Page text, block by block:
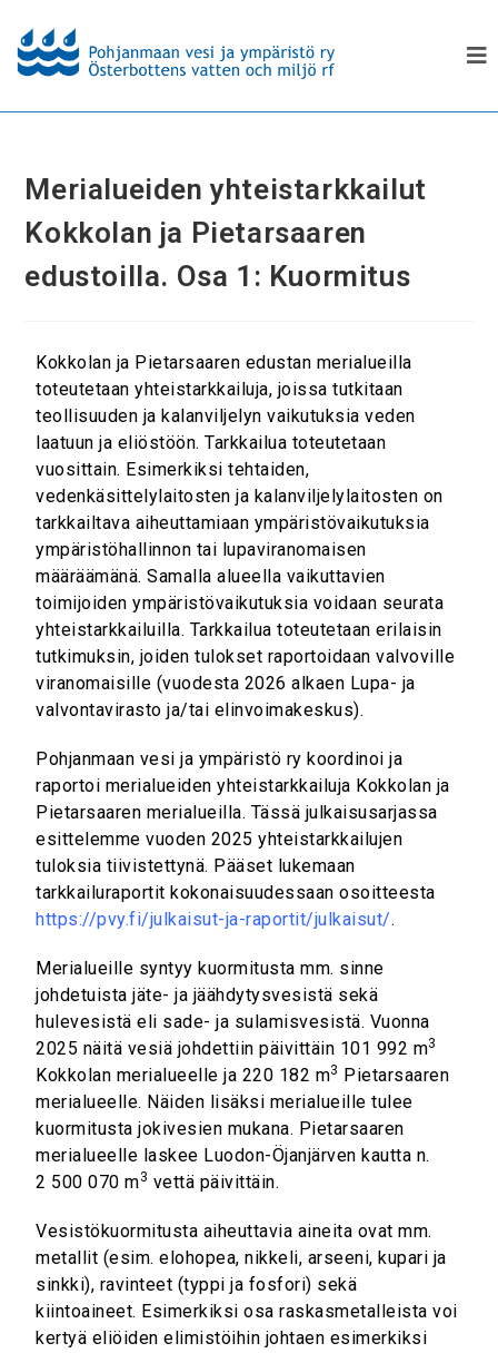
Merialueiden yhteistarkkailut
Kokkolan ja Pietarsaaren
edustoilla. Osa 1: Kuormitus
Kokkolan ja Pietarsaaren edustan merialueilla
toteutetaan yhteistarkkailuja, joissa tutkitaan
teollisuuden ja kalanviljelyn vaikutuksia veden
laatuun ja eliöstöön. Tarkkailua toteutetaan
vuosittain. Esimerkiksi tehtaiden,
vedenkäsittelylaitosten ja kalanviljelylaitosten on
tarkkailtava aiheuttamiaan ympäristövaikutuksia
ympäristöhallinnon tai lupaviranomaisen
määräämänä. Samalla alueella vaikuttavien
toimijoiden ympäristövaikutuksia voidaan seurata
yhteistarkkailuilla. Tarkkailua toteutetaan erilaisin
tutkimuksin, joiden tulokset raportoidaan valvoville
viranomaisille (vuodesta 2026 alkaen Lupa- ja
valvontavirasto ja/tai elinvoimakeskus).
Pohjanmaan vesi ja ympäristö ry koordinoi ja
raportoi merialueiden yhteistarkkailuja Kokkolan ja
Pietarsaaren merialueilla. Tässä julkaisusarjassa
esittelemme vuoden 2025 yhteistarkkailujen
tuloksia tiivistettynä. Pääset lukemaan
tarkkailuraportit kokonaisuudessaan osoitteesta
https://pvy.fi/julkaisut-ja-raportit/julkaisut/.
Merialueille syntyy kuormitusta mm. sinne
johdetuista jäte- ja jäähdytysvesistä sekä
hulevesistä eli sade- ja sulamisvesistä. Vuonna
2025 näitä vesiä johdettiin päivittäin 101 992 m3
Kokkolan merialueelle ja 220 182 m3 Pietarsaaren
merialueelle. Näiden lisäksi merialueille tulee
kuormitusta jokivesien mukana. Pietarsaaren
merialueelle laskee Luodon-Öjanjärven kautta n.
2 500 070 m3 vettä päivittäin.
Vesistökuormitusta aiheuttavia aineita ovat mm.
metallit (esim. elohopea, nikkeli, arseeni, kupari ja
sinkki), ravinteet (typpi ja fosfori) sekä
kiintoaineet. Esimerkiksi osa raskasmetalleista voi
kertyä eliöiden elimistöihin johtaen esimerkiksi